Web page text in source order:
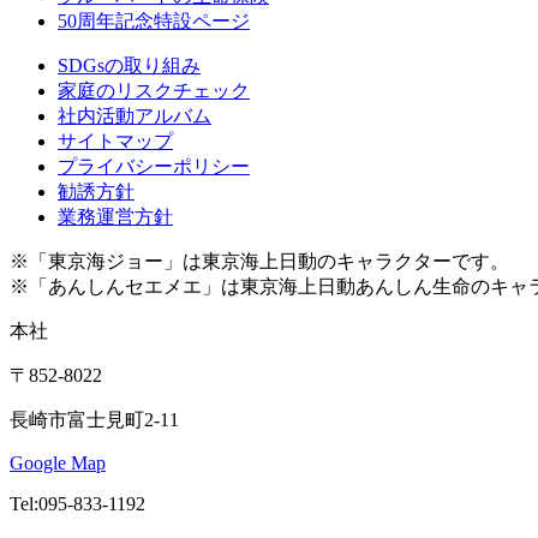
50周年記念特設ページ
SDGsの取り組み
家庭のリスクチェック
社内活動アルバム
サイトマップ
プライバシーポリシー
勧誘方針
業務運営方針
※「東京海ジョー」は東京海上日動のキャラクターです。
※「あんしんセエメエ」は東京海上日動あんしん生命のキャ
本社
〒852-8022
長崎市富士見町2-11
Google Map
Tel:095-833-1192